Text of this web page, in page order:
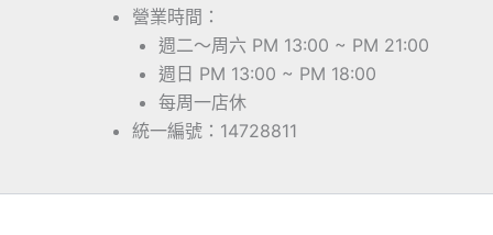
營業時間：
週二～周六 PM 13:00 ~ PM 21:00
週日 PM 13:00 ~ PM 18:00
每周一店休
統一編號：14728811